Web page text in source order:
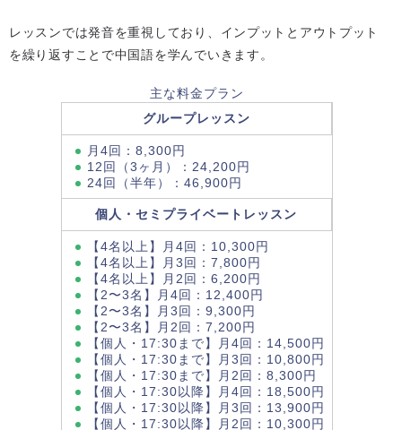
レッスンでは発音を重視しており、インプットとアウトプット
を繰り返すことで中国語を学んでいきます。
主な料金プラン
グループレッスン
月4回：8,300円
12回（3ヶ月）：24,200円
24回（半年）：46,900円
個人・セミプライベートレッスン
【4名以上】月4回：10,300円
【4名以上】月3回：7,800円
【4名以上】月2回：6,200円
【2〜3名】月4回：12,400円
【2〜3名】月3回：9,300円
【2〜3名】月2回：7,200円
【個人・17:30まで】月4回：14,500円
【個人・17:30まで】月3回：10,800円
【個人・17:30まで】月2回：8,300円
【個人・17:30以降】月4回：18,500円
【個人・17:30以降】月3回：13,900円
【個人・17:30以降】月2回：10,300円